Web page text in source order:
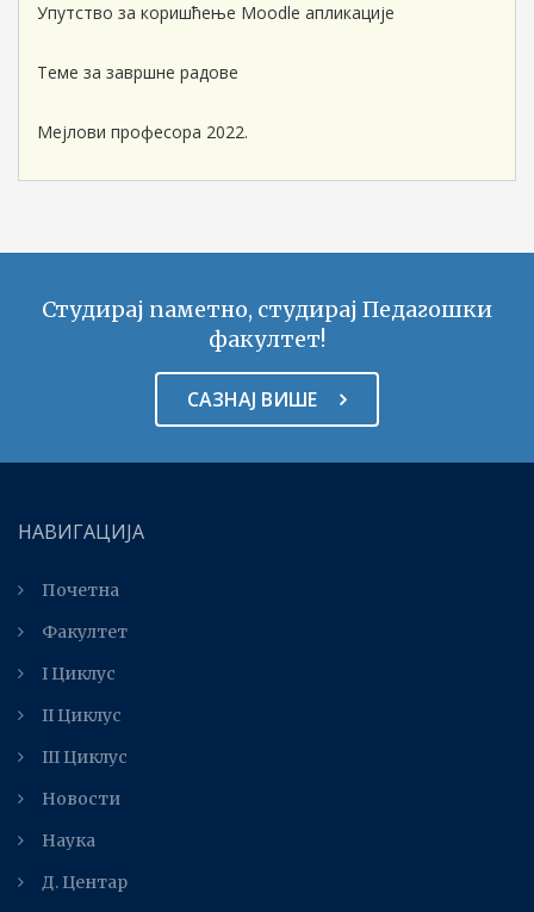
Упутство за коришћење Moodle апликације
Теме за завршне радове
Мејлови професора 2022.
Студирај паметно, студирај Педагошки
факултет!
САЗНАЈ ВИШЕ
НАВИГАЦИЈА
Почетна
Факултет
I Циклус
II Циклус
III Циклус
Новости
Наука
Д. Центар